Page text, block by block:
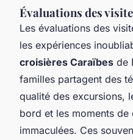
Évaluations des
Les évaluations des
les expériences
croisières Caraïbes de
familles partagent des
qualité des excursions,
bord et les moments de
immaculées. Ces